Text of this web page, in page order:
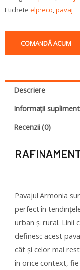
Etichete elpreco,pavaj
COMANDĂ ACUM
Descriere
Informații
Recenzii (0)
Pavajul Armonia
perfect în
urban și rural. Linii
definesc acest
cât și celor mai
în orice context,